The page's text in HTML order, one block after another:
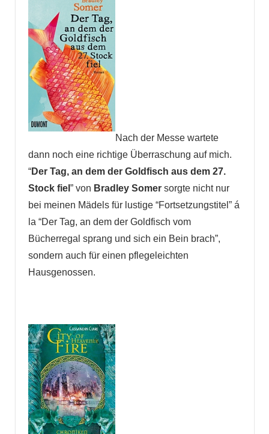
Nach der Messe wartete
dann noch eine richtige Überraschung auf mich.
“Der Tag, an dem der Goldfisch aus dem 27.
Stock fiel ” von Bradley Somersorgte nicht nur
bei meinen Mädels für lustige “Fortsetzungstitel” á
la “Der Tag, an dem der Goldfisch vom
Bücherregal sprang und sich ein Bein brach”,
sondern auch für einen pflegeleichten
Hausgenossen.